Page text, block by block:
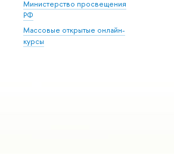
Министерство просвещения
РФ
Массовые открытые онлайн-
курсы